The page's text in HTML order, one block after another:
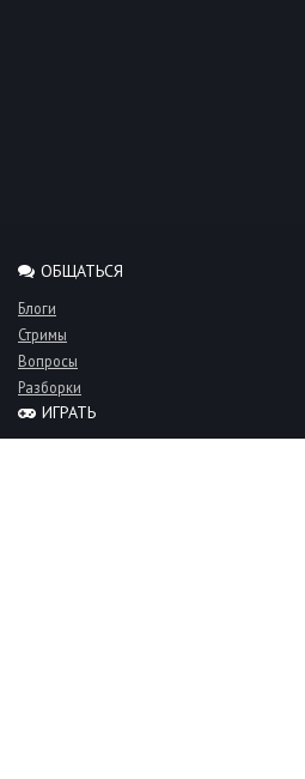
ОБЩАТЬСЯ
Блоги
Стримы
Вопросы
Разборки
ИГРАТЬ